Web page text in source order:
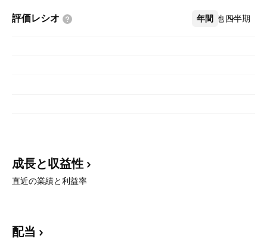
評価レシオ 年間 四半期
その他
成長と収益性
直近の業績と利益率
配当